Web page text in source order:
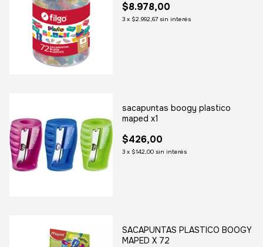
$8.978,00
3 x $2.992,67 sin interés
sacapuntas boogy plastico
maped x1
$426,00
3 x $142,00 sin interés
SACAPUNTAS PLASTICO BOOGY
MAPED X 72